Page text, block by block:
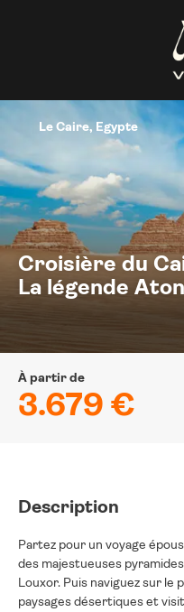
Croisière du
La légende
Le Caire, Egypte
À partir de
3.679 €
Description
Partez pour un voyage
des majestueuses
Louxor. Puis naviguez sur le
paysages désertiques et